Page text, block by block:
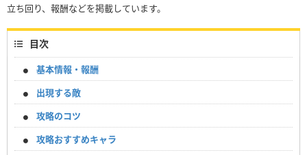
立ち回り、報酬などを掲載しています。
目次
基本情報・報酬
出現する敵
攻略のコツ
攻略おすすめキャラ